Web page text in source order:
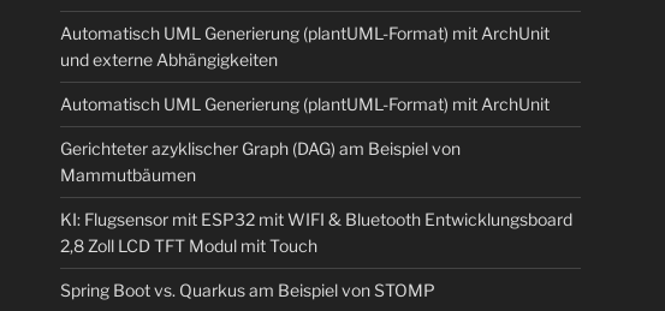
Automatisch UML Generierung (plantUML-Format) mit ArchUnit
und externe Abhängigkeiten
Automatisch UML Generierung (plantUML-Format) mit ArchUnit
Gerichteter azyklischer Graph (DAG) am Beispiel von
Mammutbäumen
KI: Flugsensor mit ESP32 mit WIFI & Bluetooth Entwicklungsboard
2,8 Zoll LCD TFT Modul mit Touch
Spring Boot vs. Quarkus am Beispiel von STOMP